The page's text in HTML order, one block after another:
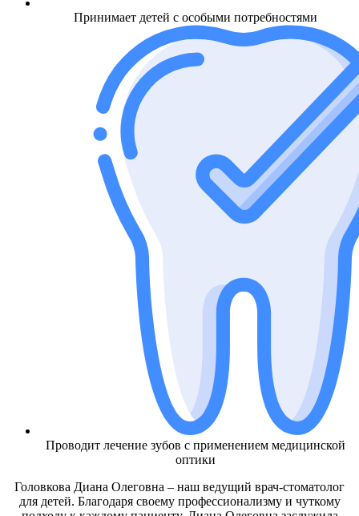
Принимает детей с особыми потребностями
Проводит лечение зубов с применением медицинской
оптики
Головкова Диана Олеговна – наш ведущий врач-стоматолог
для детей. Благодаря своему профессионализму и чуткому